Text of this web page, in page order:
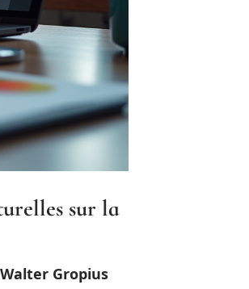
sur la
Walter Gropius